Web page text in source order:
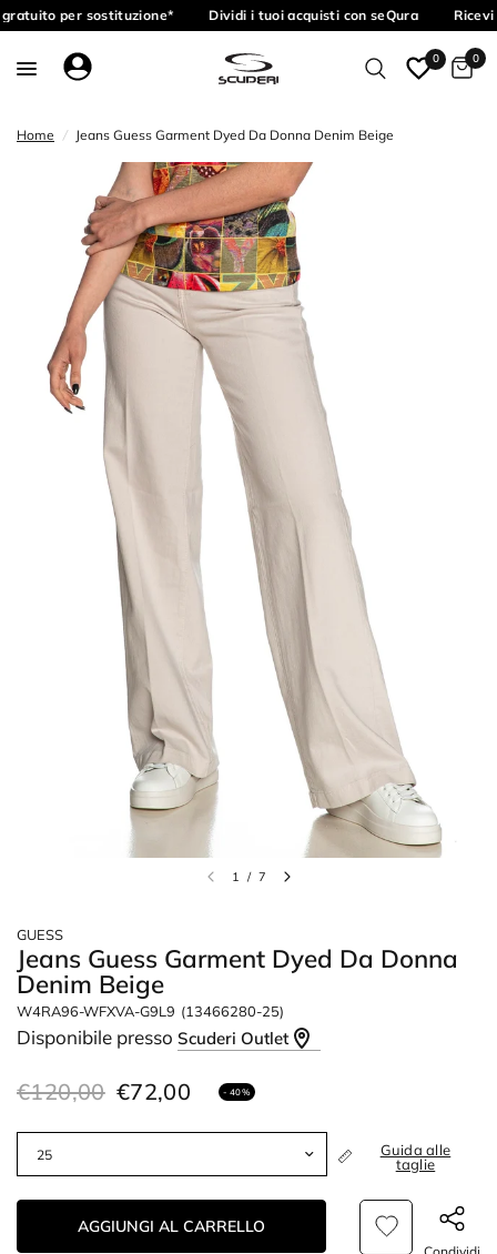
per sostituzione* Dividi i tuoi acquisti con seQura
0 0
Home / Jeans Guess Garment Dyed Da Donna Denim Beige
1 / 7
GUESS
Jeans Guess Garment Dyed Da Donna
Denim Beige
W4RA96-WFXVA-G9L9 (13466280-25)
Disponibile pressoScuderi Outlet
€120,00 €72,00 - 40%
Guida alle
taglie
AGGIUNGI AL CARRELLO